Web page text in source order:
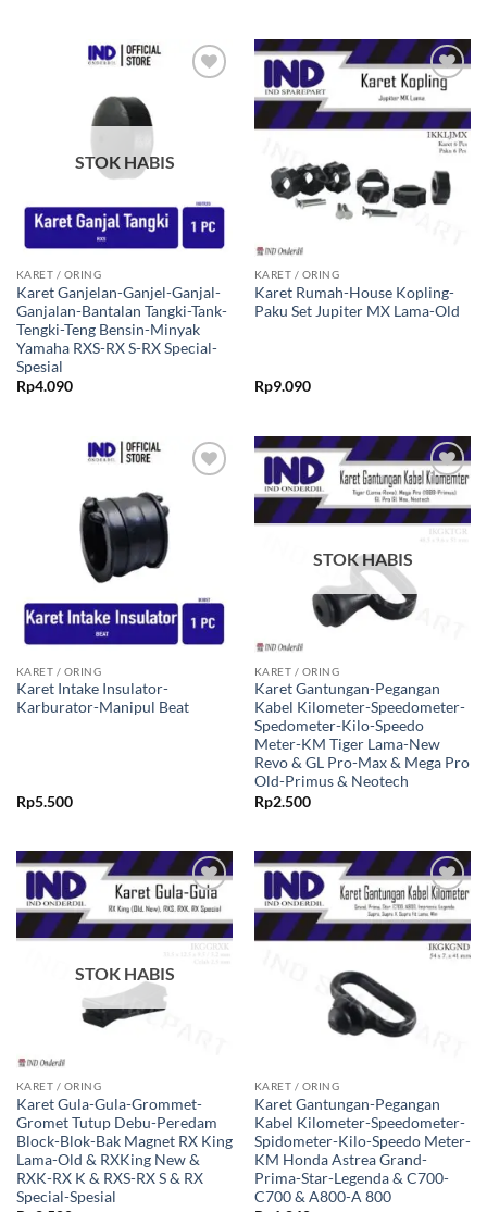
STOK HABIS
KARET / ORING
Karet Ganjelan-Ganjel-Ganjal-
Ganjalan-Bantalan Tangki-Tank-
Tengki-Teng Bensin-Minyak
Yamaha RXS-RX S-RX Special-
Spesial
Rp4.090
Tambahkan
ke Wishlist
KARET / ORING
Karet Rumah-House Kopling-
Paku Set Jupiter MX Lama-Old
Rp9.090
ke Wishlist
KARET / ORING
Karet Intake Insulator-
Karburator-Manipul Beat
Rp5.500
Tambahkan
ke Wishlist
STOK HABIS
KARET / ORING
Karet Gantungan-Pegangan
Kabel Kilometer-Speedometer-
Spedometer-Kilo-Speedo
Meter-KM Tiger Lama-New
Revo & GL Pro-Max & Mega Pro
Old-Primus & Neotech
Rp2.500
Tambahkan
ke Wishlist
STOK HABIS
KARET / ORING
Karet Gula-Gula-Grommet-
Gromet Tutup Debu-Peredam
Block-Blok-Bak Magnet RX King
Lama-Old & RXKing New &
RXK-RX K & RXS-RX S & RX
Special-Spesial
Tambahkan
ke Wishlist
KARET / ORING
Karet Gantungan-Pegangan
Kabel Kilometer-Speedometer-
Spidometer-Kilo-Speedo Meter-
KM Honda Astrea Grand-
Prima-Star-Legenda & C700-
C700 & A800-A 800